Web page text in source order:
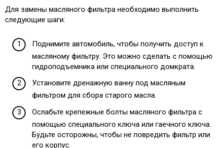
Для замены масляного фильтра необходимо выполнить
следующие шаги:
Поднимите автомобиль, чтобы получить доступ к
масляному фильтру. Это можно сделать с помощью
гидроподъемника или специального домкрата.
Установите дренажную ванну под масляным
фильтром для сбора старого масла.
Ослабьте крепежные болты масляного фильтра с
помощью специального ключа или гаечного ключа.
Будьте осторожны, чтобы не повредить фильтр или
его корпус.